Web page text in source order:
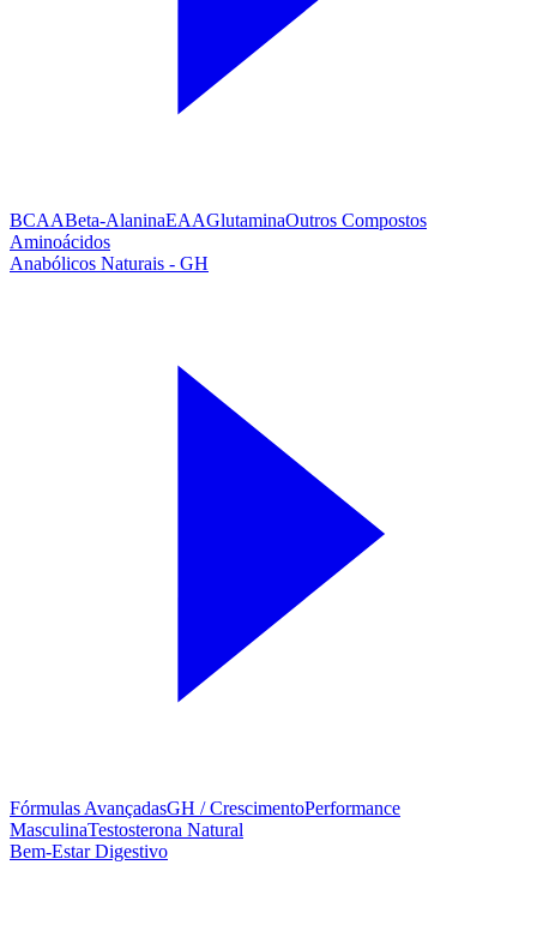
BCAABeta-AlaninaEAAGlutaminaOutros Compostos
Aminoácidos
Anabólicos Naturais - GH
Fórmulas AvançadasGH / CrescimentoPerformance
MasculinaTestosterona Natural
Bem-Estar Digestivo